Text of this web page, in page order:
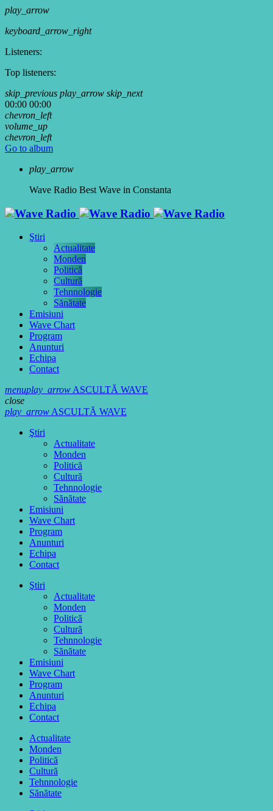
play_arrow
keyboard_arrow_right
Listeners:
Top listeners:
skip_previous play_arrow skip_next
00:00 00:00
chevron_left
volume_up
chevron_left
Go to album
play_arrow
Wave Radio Best Wave in Constanta
Ştiri
Actualitate
Monden
Politică
Cultură
Tehnnologie
Sănătate
Emisiuni
Wave Chart
Program
Anunturi
Echipa
Contact
menuplay_arrowASCULTĂ WAVE
close
play_arrowASCULTĂ WAVE
Ştiri
Actualitate
Monden
Politică
Cultură
Tehnnologie
Sănătate
Emisiuni
Wave Chart
Program
Anunturi
Echipa
Contact
Ştiri
Actualitate
Monden
Politică
Cultură
Tehnnologie
Sănătate
Emisiuni
Wave Chart
Program
Anunturi
Echipa
Contact
Actualitate
Monden
Politică
Cultură
Tehnnologie
Sănătate